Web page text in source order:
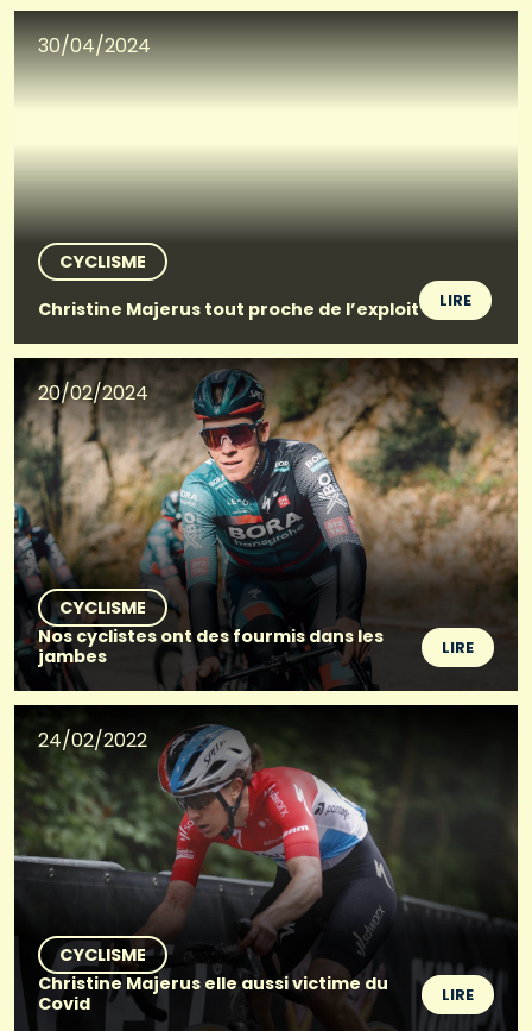
30/04/2024
CYCLISME
Christine Majerus tout proche de l’exploit
LIRE
20/02/2024
CYCLISME
Nos cyclistes ont des fourmis dans les
jambes
LIRE
24/02/2022
CYCLISME
Christine Majerus elle aussi victime du
Covid
LIRE